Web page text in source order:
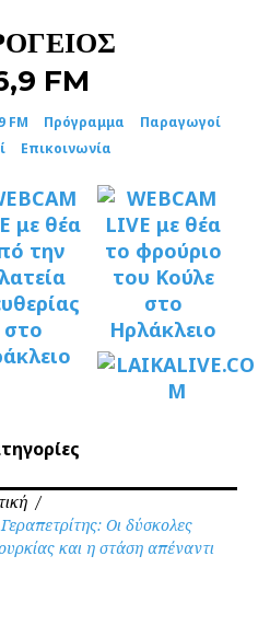
FM Πρόγραμμα
Παραγωγοί
Επικοινωνία
/
Οι δύσκολες
και η στάση απέναντι